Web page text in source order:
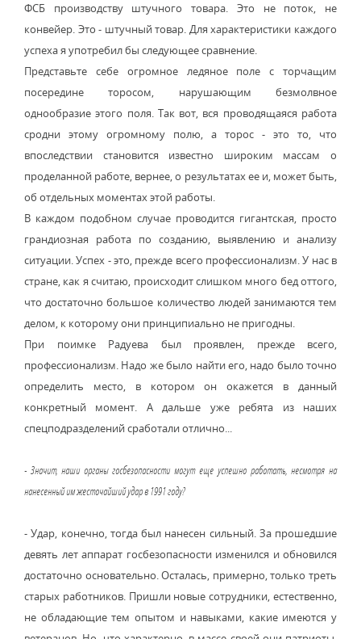
ФСБ производству штучного товара. Это не поток, не
конвейер. Это - штучный товар. Для характеристики каждого
успеха я употребил бы следующее сравнение.
Представьте себе огромное ледяное поле с торчащим
посередине торосом, нарушающим безмолвное
однообразие этого поля. Так вот, вся проводящаяся работа
сродни этому огромному полю, а торос - это то, что
впоследствии становится известно широким массам о
проделанной работе, вернее, о результатах ее и, может быть,
об отдельных моментах этой работы.
В каждом подобном случае проводится гигантская, просто
грандиозная работа по созданию, выявлению и анализу
ситуации. Успех - это, прежде всего профессионализм. У нас в
стране, как я считаю, происходит слишком много бед оттого,
что достаточно большое количество людей занимаются тем
делом, к которому они принципиально не пригодны.
При поимке Радуева был проявлен, прежде всего,
профессионализм. Надо же было найти его, надо было точно
определить место, в котором он окажется в данный
конкретный момент. А дальше уже ребята из наших
спецподразделений сработали отлично...
- Значит, наши органы госбезопасности могут еще успешно работать, несмотря на
нанесенный им жесточайший удар в 1991 году?
- Удар, конечно, тогда был нанесен сильный. За прошедшие
девять лет аппарат госбезопасности изменился и обновился
достаточно основательно. Осталась, примерно, только треть
старых работников. Пришли новые сотрудники, естественно,
не обладающие тем опытом и навыками, какие имеются у